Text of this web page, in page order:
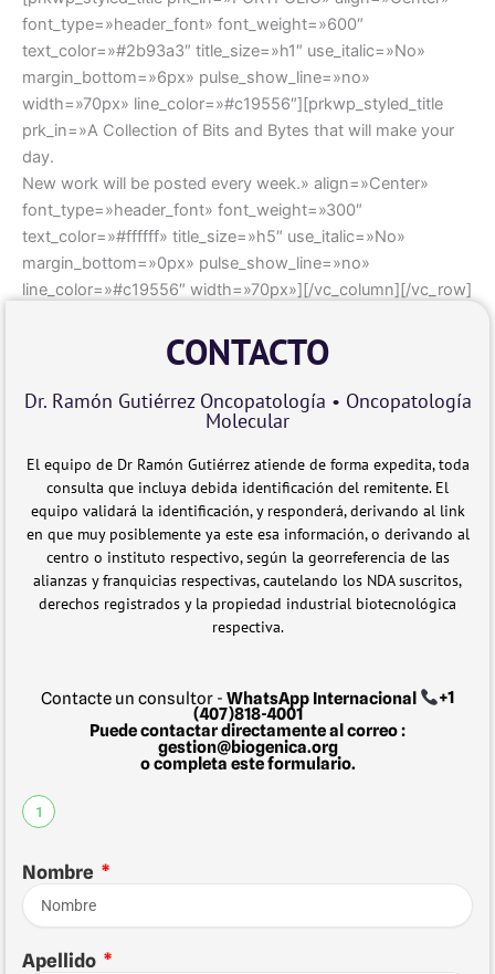
font_type=»header_font» font_weight=»600″
text_color=»#2b93a3″ title_size=»h1″ use_italic=»No»
margin_bottom=»6px» pulse_show_line=»no»
width=»70px» line_color=»#c19556″][prkwp_styled_title
prk_in=»A Collection of Bits and Bytes that will make your
day.
New work will be posted every week.» align=»Center»
font_type=»header_font» font_weight=»300″
text_color=»#ffffff» title_size=»h5″ use_italic=»No»
margin_bottom=»0px» pulse_show_line=»no»
line_color=»#c19556″ width=»70px»][/vc_column][/vc_row]
CONTACTO
Dr. Ramón Gutiérrez Oncopatología • Oncopatología
Molecular
El equipo de Dr Ramón Gutiérrez atiende de forma expedita, toda
consulta que incluya debida identificación del remitente. El
equipo validará la identificación, y responderá, derivando al link
en que muy posiblemente ya este esa información, o derivando al
centro o instituto respectivo, según la georreferencia de las
alianzas y franquicias respectivas, cautelando los NDA suscritos,
derechos registrados y la propiedad industrial biotecnológica
respectiva.
Contacte un consultor - WhatsApp Internacional
+1
(407)818-4001
Puede contactar directamente al correo :
gestion@biogenica.org
o completa este formulario.
1
Nombre
Apellido